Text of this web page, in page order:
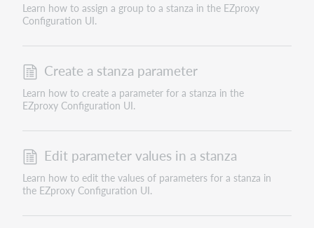
Learn how to assign a group to a stanza in the EZproxy
Configuration UI.
Create a stanza parameter
Learn how to create a parameter for a stanza in the
EZproxy Configuration UI.
Edit parameter values in a stanza
Learn how to edit the values of parameters for a stanza in
the EZproxy Configuration UI.